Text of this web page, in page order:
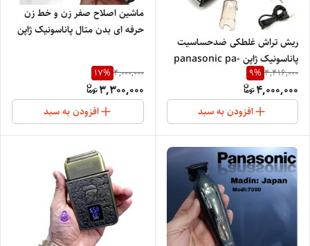
ریش تراش غلطکی ضدحساسیت
پاناسونیک ژاپن panasonic pa-
755
4,416,000
9%
4,000,000
افزودن به سبد
ماشین اصلاح صفر زن و خط زن
حرفه ای بدن متال پاناسونیک ژاپن
4,000,000
17%
3,300,000
افزودن به سبد